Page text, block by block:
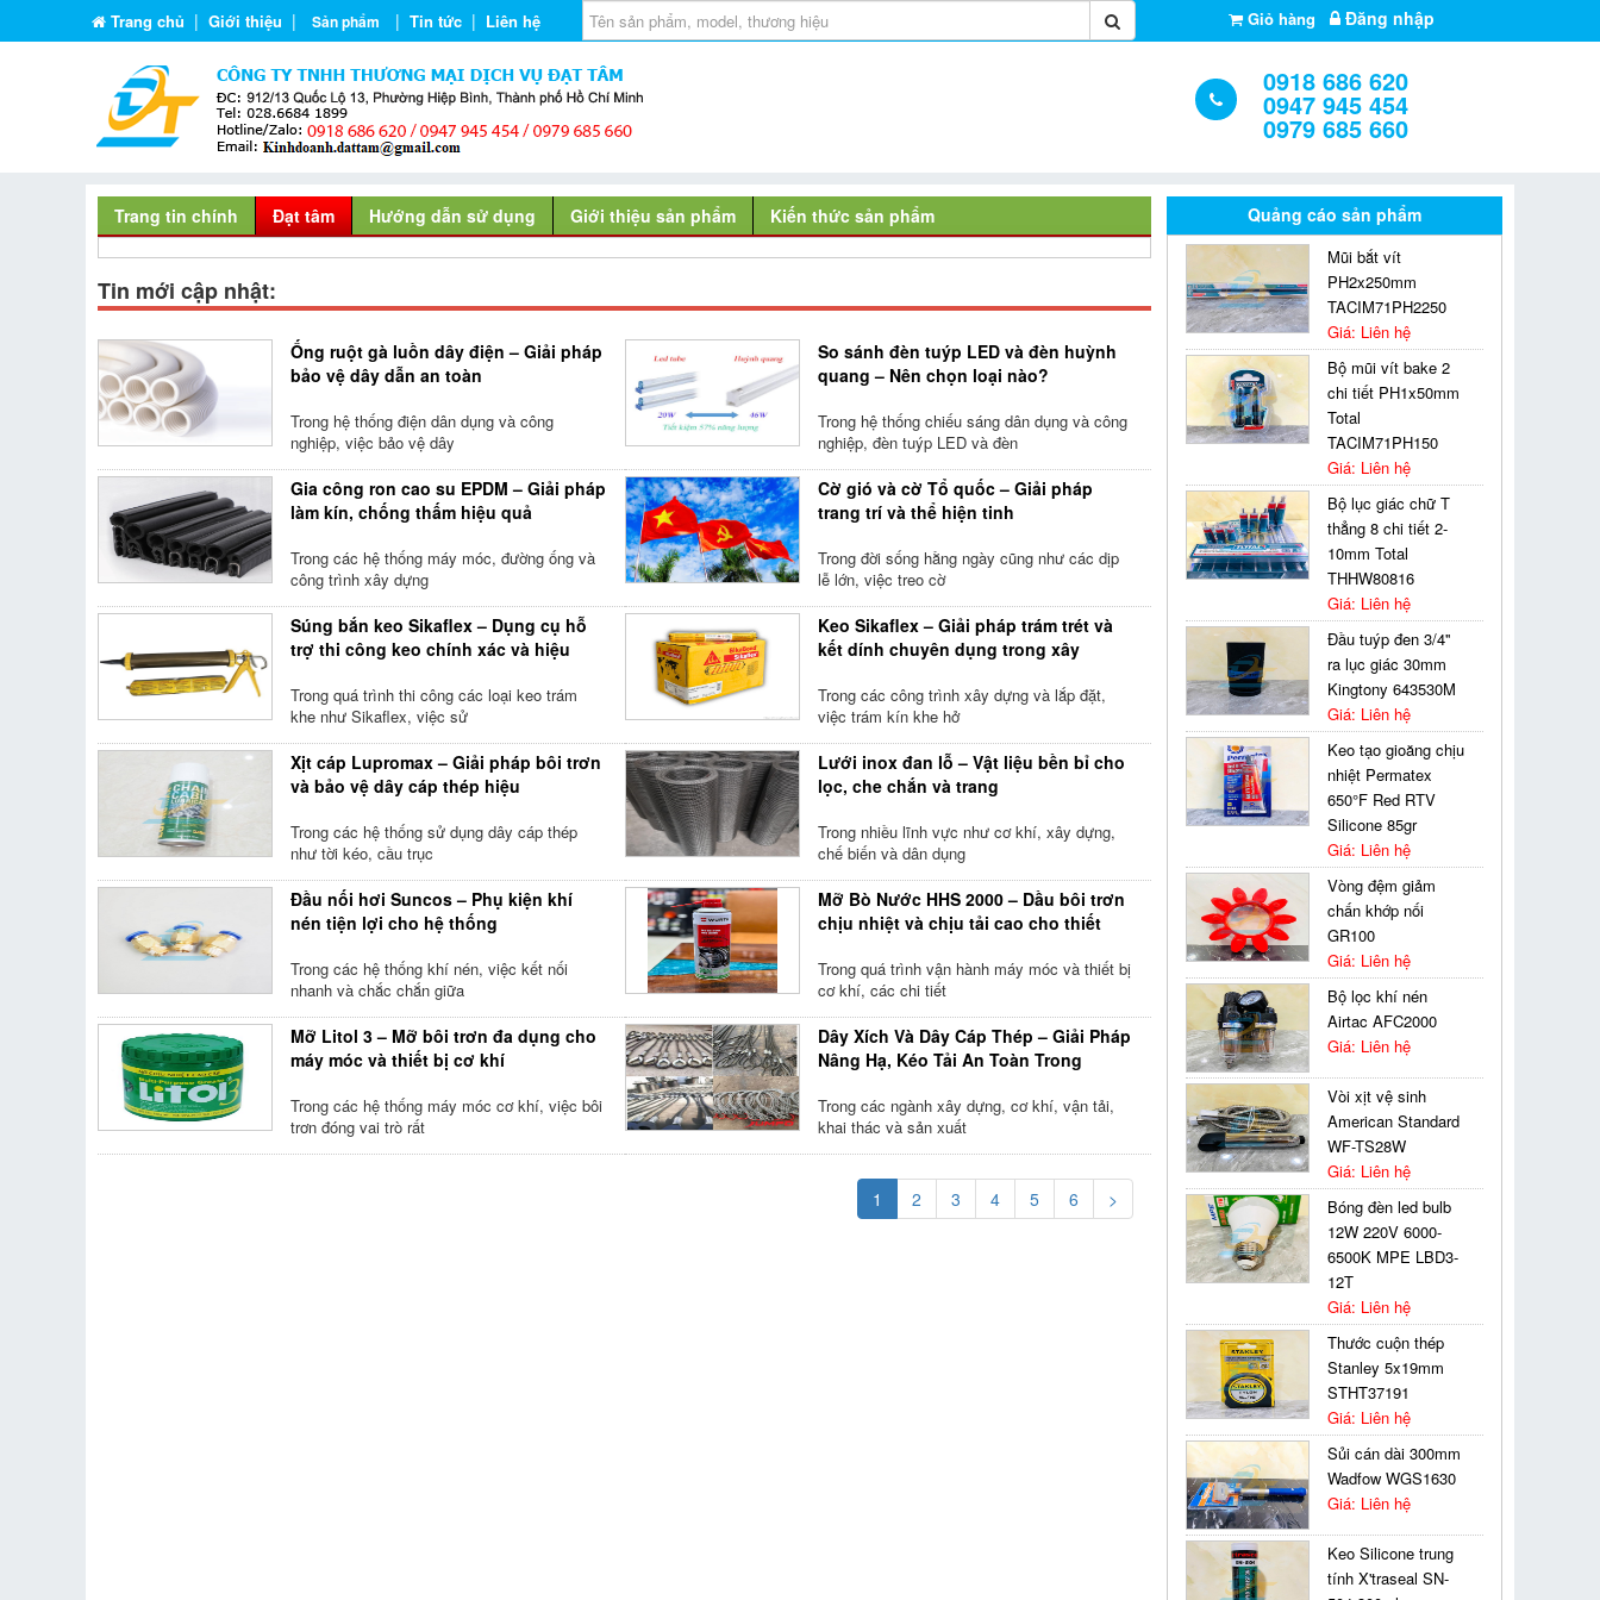
Trang chủ | Giới thiệu | Sản phẩm | Tin tức | Liên hệ Giỏ hàng Đăng nhập
0918 686 620
0947 945 454
0979 685 660
Trang tin chính Đạt tâm Hướng dẫn sử dụng Giới thiệu sản phẩm Kiến thức sản phẩm
Tin mới cập nhật:
Ống ruột gà luồn dây điện – Giải pháp
bảo vệ dây dẫn an toàn
Trong hệ thống điện dân dụng và công
nghiệp, việc bảo vệ dây
So sánh đèn tuýp LED và đèn huỳnh
quang – Nên chọn loại nào?
Trong hệ thống chiếu sáng dân dụng và công
nghiệp, đèn tuýp LED và đèn
Gia công ron cao su EPDM – Giải pháp
làm kín, chống thấm hiệu quả
Trong các hệ thống máy móc, đường ống và
công trình xây dựng
Cờ gió và cờ Tổ quốc – Giải pháp
trang trí và thể hiện tinh
Trong đời sống hằng ngày cũng như các dịp
lễ lớn, việc treo cờ
Súng bắn keo Sikaflex – Dụng cụ hỗ
trợ thi công keo chính xác và hiệu
Trong quá trình thi công các loại keo trám
khe như Sikaflex, việc sử
Keo Sikaflex – Giải pháp trám trét và
kết dính chuyên dụng trong xây
Trong các công trình xây dựng và lắp đặt,
việc trám kín khe hở
Xịt cáp Lupromax – Giải pháp bôi trơn
và bảo vệ dây cáp thép hiệu
Trong các hệ thống sử dụng dây cáp thép
như tời kéo, cầu trục
Lưới inox đan lỗ – Vật liệu bền bỉ cho
lọc, che chắn và trang
Trong nhiều lĩnh vực như cơ khí, xây dựng,
chế biến và dân dụng
Đầu nối hơi Suncos – Phụ kiện khí
nén tiện lợi cho hệ thống
Trong các hệ thống khí nén, việc kết nối
nhanh và chắc chắn giữa
Mỡ Bò Nước HHS 2000 – Dầu bôi trơn
chịu nhiệt và chịu tải cao cho thiết
Trong quá trình vận hành máy móc và thiết bị
cơ khí, các chi tiết
Mỡ Litol 3 – Mỡ bôi trơn đa dụng cho
máy móc và thiết bị cơ khí
Trong các hệ thống máy móc cơ khí, việc bôi
trơn đóng vai trò rất
Dây Xích Và Dây Cáp Thép – Giải Pháp
Nâng Hạ, Kéo Tải An Toàn Trong
Trong các ngành xây dựng, cơ khí, vận tải,
khai thác và sản xuất
1 2 3 4 5 6 >
Quảng cáo sản phẩm
Mũi bắt vít
PH2x250mm
TACIM71PH2250
Giá: Liên hệ
Bộ mũi vít bake 2
chi tiết PH1x50mm
Total
TACIM71PH150
Giá: Liên hệ
Bộ lục giác chữ T
thẳng 8 chi tiết 2-
10mm Total
THHW80816
Giá: Liên hệ
Đầu tuýp đen 3/4''
ra lục giác 30mm
Kingtony 643530M
Giá: Liên hệ
Keo tạo gioăng chịu
nhiệt Permatex
650°F Red RTV
Silicone 85gr
Giá: Liên hệ
Vòng đệm giảm
chấn khớp nối
GR100
Giá: Liên hệ
Bộ lọc khí nén
Airtac AFC2000
Giá: Liên hệ
Vòi xịt vệ sinh
American Standard
WF-TS28W
Giá: Liên hệ
Bóng đèn led bulb
12W 220V 6000-
6500K MPE LBD3-
12T
Giá: Liên hệ
Thước cuộn thép
Stanley 5x19mm
STHT37191
Giá: Liên hệ
Sủi cán dài 300mm
Wadfow WGS1630
Giá: Liên hệ
Keo Silicone trung
tính X'traseal SN-